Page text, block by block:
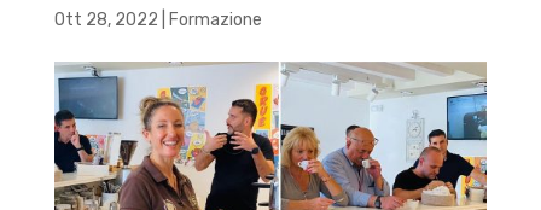
Ott 28, 2022 Formazione